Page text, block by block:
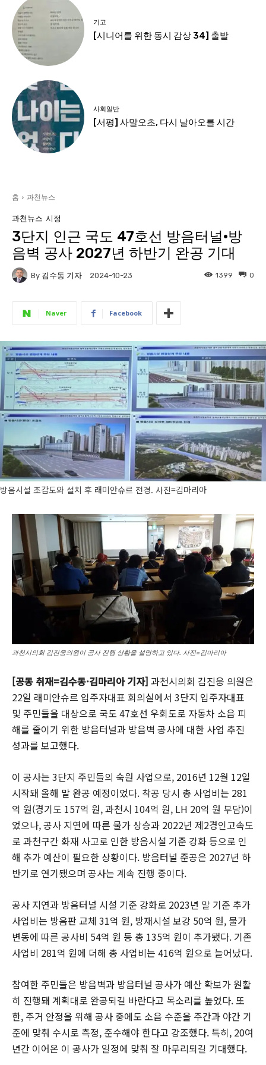
기고
[시니어를 위한 동시 감상 34] 출발
사회일반
[서평] 사말오초, 다시 날아오를 시간